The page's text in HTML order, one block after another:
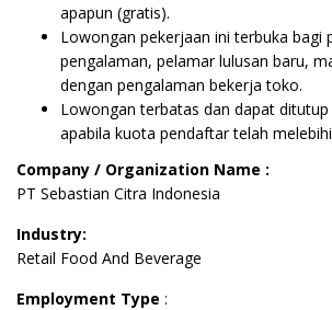
apapun (gratis).
Lowongan pekerjaan ini terbuka bagi
pengalaman, pelamar lulusan baru,
dengan pengalaman bekerja toko.
Lowongan terbatas dan dapat
apabila kuota pendaftar telah
Company / Organization Name :
PT Sebastian Citra Indonesia
Industry:
Retail Food And Beverage
Employment Type :